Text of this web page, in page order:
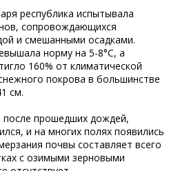
республика испытывала
сопровождающихся
и смешанными осадками.
норму на 5-8°С, а
160% от климатической
покрова в большинстве
см.
после прошедших дождей,
и на многих полях появились
почвы составляет всего
с озимыми зерновыми